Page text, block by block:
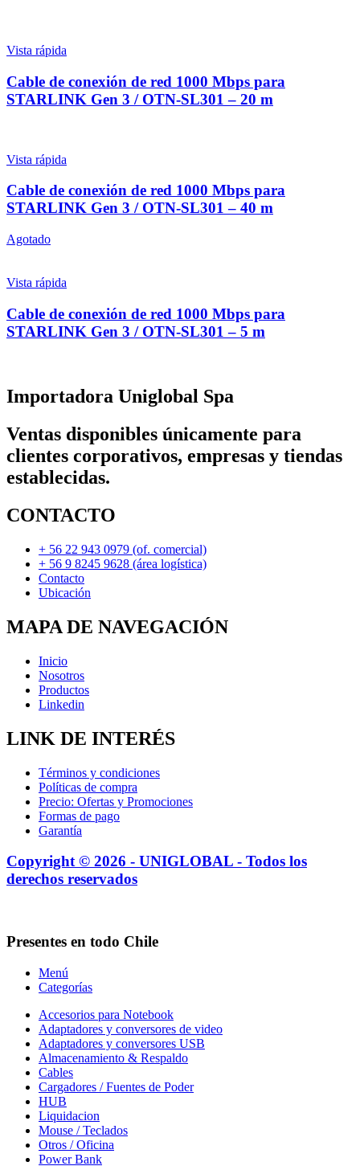
Vista rápida
Cable de conexión de red 1000 Mbps para
STARLINK Gen 3 / OTN-SL301 – 20 m
Vista rápida
Cable de conexión de red 1000 Mbps para
STARLINK Gen 3 / OTN-SL301 – 40 m
Agotado
Vista rápida
Cable de conexión de red 1000 Mbps para
STARLINK Gen 3 / OTN-SL301 – 5 m
Importadora Uniglobal Spa
Ventas disponibles únicamente para
clientes corporativos, empresas y tiendas
establecidas.
CONTACTO
+ 56 22 943 0979 (of. comercial)
+ 56 9 8245 9628 (área logística)
Contacto
Ubicación
MAPA DE NAVEGACIÓN
Inicio
Nosotros
Productos
Linkedin
LINK DE INTERÉS
Términos y condiciones
Políticas de compra
Precio: Ofertas y Promociones
Formas de pago
Garantía
Copyright © 2026 - UNIGLOBAL - Todos los
derechos reservados
Presentes en todo Chile
Menú
Categorías
Accesorios para Notebook
Adaptadores y conversores de video
Adaptadores y conversores USB
Almacenamiento & Respaldo
Cables
Cargadores / Fuentes de Poder
HUB
Liquidacion
Mouse / Teclados
Otros / Oficina
Power Bank